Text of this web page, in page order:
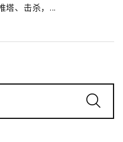
塔、击杀，...